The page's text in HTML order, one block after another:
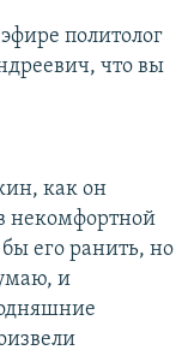
политолог
что вы
как он
некомфортной
его ранить, но
и